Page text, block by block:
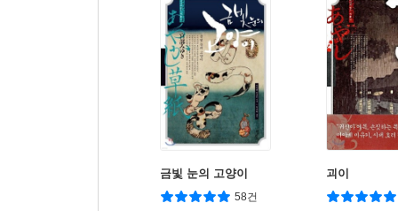
금빛 눈의 고양이
58건
괴이